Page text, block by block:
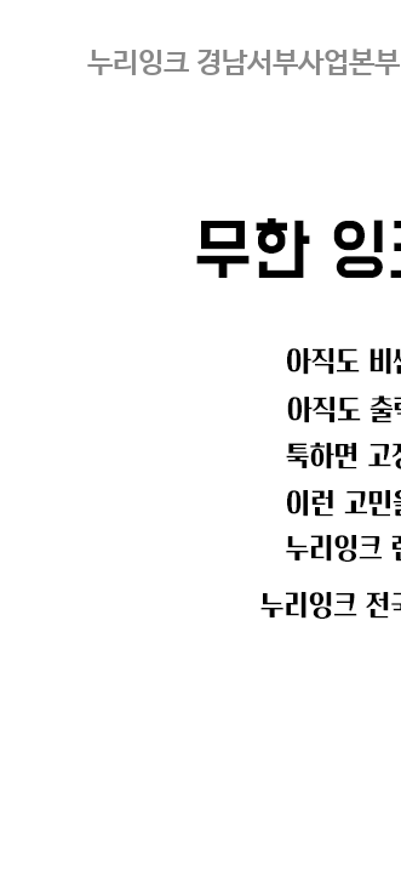
누리잉크 경남서부사업본부